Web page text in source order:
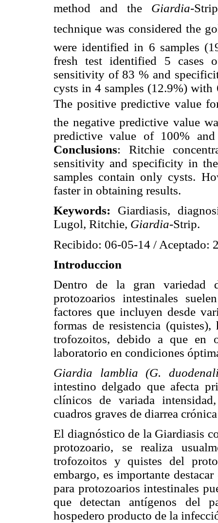
method and the  Giardia-
technique was considered the
were identified in 6 samples
fresh test identified 5 cases
sensitivity of 83 % and
cysts in 4 samples (12.9%)
The positive predictive value
the negative predictive value
predictive value of 100%
Conclusions: Ritchie
sensitivity and specificity in
samples contain only cysts.
faster in obtaining results.
Keywords: Giardiasis,
Lugol, Ritchie, Giardia-Strip.
Recibido: 06-05-14 / Aceptado:
Introduccion
Dentro de la gran variedad
protozoarios intestinales
factores que incluyen desde
formas de resistencia
trofozoitos, debido a que en
laboratorio en condiciones
Giardia lamblia (G.
intestino delgado que afecta
clínicos de variada
cuadros graves de diarrea
El diagnóstico de la Giardiasis
protozoario, se realiza
trofozoitos y quistes del
embargo, es importante
para protozoarios intestinales
que detectan antígenos del
hospedero producto de la